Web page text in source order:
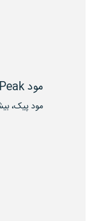
مود Peak
مود پیک،